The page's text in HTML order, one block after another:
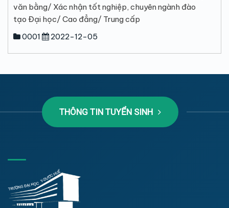
văn bằng/ Xác nhận tốt nghiệp, chuyên ngành đào
tạo Đại học/ Cao đẳng/ Trung cấp
0001
2022-12-05
THÔNG TIN TUYỂN SINH